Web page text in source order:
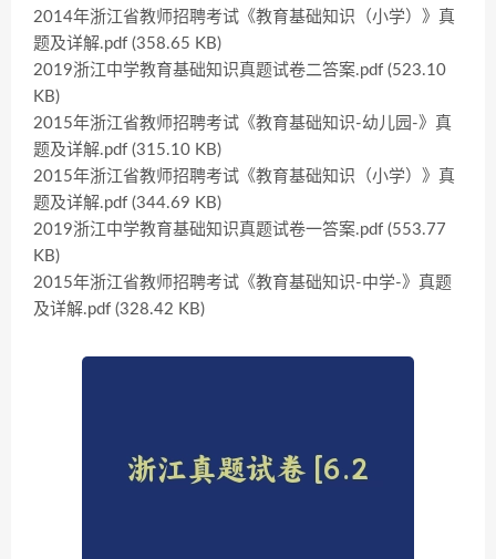
2014年浙江省教师招聘考试《教育基础知识（小学）》真
题及详解.pdf (358.65 KB)
2019浙江中学教育基础知识真题试卷二答案.pdf (523.10
KB)
2015年浙江省教师招聘考试《教育基础知识-幼儿园-》真
题及详解.pdf (315.10 KB)
2015年浙江省教师招聘考试《教育基础知识（小学）》真
题及详解.pdf (344.69 KB)
2019浙江中学教育基础知识真题试卷一答案.pdf (553.77
KB)
2015年浙江省教师招聘考试《教育基础知识-中学-》真题
及详解.pdf (328.42 KB)